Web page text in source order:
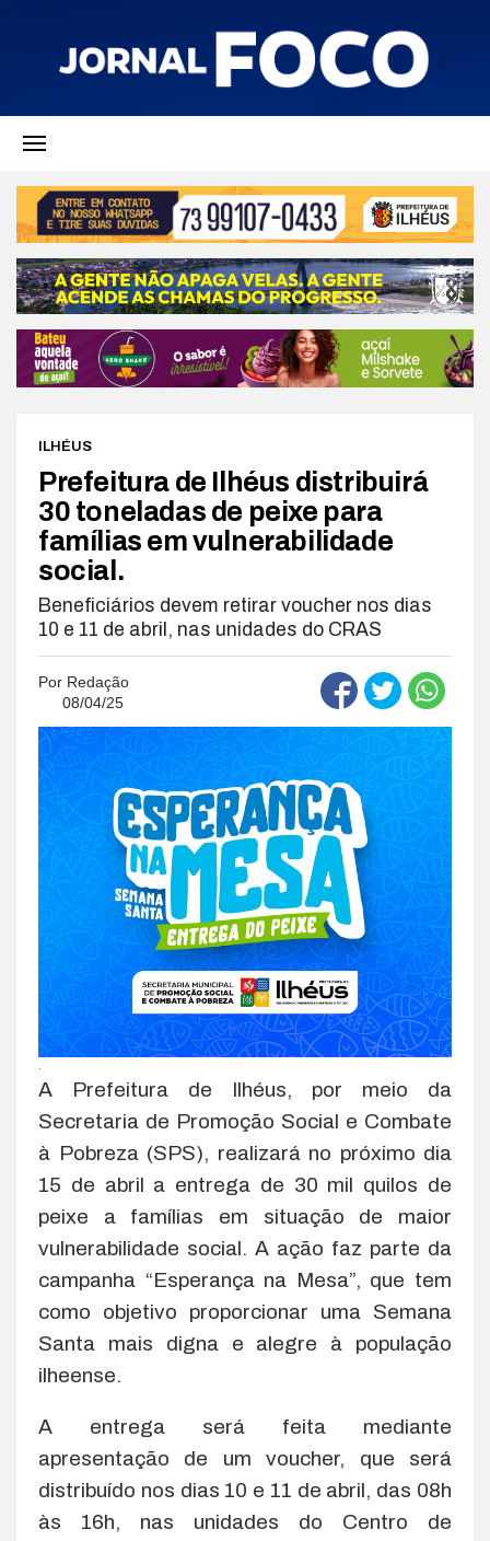
ILHÉUS
Prefeitura de Ilhéus distribuirá
30 toneladas de peixe para
famílias em vulnerabilidade
social.
Beneficiários devem retirar voucher nos dias
10 e 11 de abril, nas unidades do CRAS
Por Redação
08/04/25
A Prefeitura de Ilhéus, por meio da
Secretaria de Promoção Social e Combate
à Pobreza (SPS), realizará no próximo dia
15 de abril a entrega de 30 mil quilos de
peixe a famílias em situação de maior
vulnerabilidade social. A ação faz parte da
campanha “Esperança na Mesa”, que tem
como objetivo proporcionar uma Semana
Santa mais digna e alegre à população
ilheense.
A entrega será feita mediante
apresentação de um voucher, que será
distribuído nos dias 10 e 11 de abril, das 08h
às 16h, nas unidades do Centro de